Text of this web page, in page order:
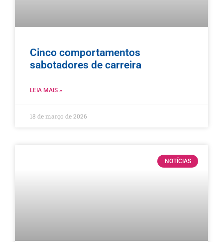
Cinco comportamentos
sabotadores de carreira
LEIA MAIS »
18 de março de 2026
NOTÍCIAS